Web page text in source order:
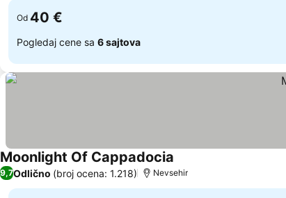
Od 40 €
Pogledaj cene sa 6 sajtova
Moonlight Of Cappadocia
9,7Odlično (broj ocena: 1.218) Nevsehir